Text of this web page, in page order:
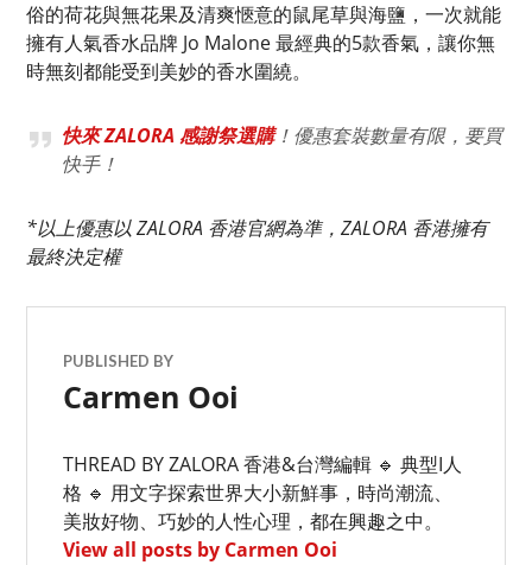
俗的荷花與無花果及清爽愜意的鼠尾草與海鹽，一次就能
擁有人氣香水品牌 Jo Malone 最經典的5款香氣，讓你無
時無刻都能受到美妙的香水圍繞。
快來 ZALORA 感謝祭選購！優惠套裝數量有限，要買
快手！
*以上優惠以 ZALORA 香港官網為準，ZALORA 香港擁有
最終決定權
PUBLISHED BY
Carmen Ooi
THREAD BY ZALORA 香港&台灣編輯 🔹 典型I人
格 🔹 用文字探索世界大小新鮮事，時尚潮流、
美妝好物、巧妙的人性心理，都在興趣之中。
View all posts by Carmen Ooi